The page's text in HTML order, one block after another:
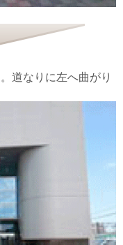
道なりに左へ曲がり